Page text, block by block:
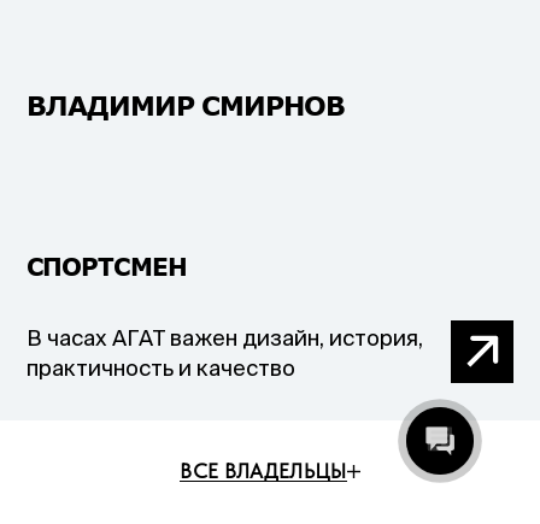
ВЛАДИМИР СМИРНОВ
СПОРТСМЕН
В часах АГАТ важен дизайн, история,
практичность и качество
ВСЕ ВЛАДЕЛЬЦЫ